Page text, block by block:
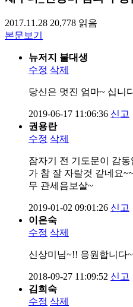
2017.11.28 20,778 읽음
본문보기
뉴저지 불대생
수정 삭제
당신은 멋진 엄마~ 십니
2019-06-17 11:06:36 신고
권용란
수정 삭제
잠자기 전 기도문이 감동
가 참 잘 자랄것 같네요
무 관세음보살~
2019-01-02 09:01:26 신고
이은숙
수정 삭제
신상미님~!! 응원합니다
2018-09-27 11:09:52 신고
김희숙
수정 삭제